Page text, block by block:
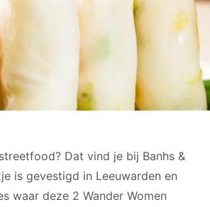
Dat vind je bij Banhs &
is gevestigd in Leeuwarden en
waar deze 2 Wander Women